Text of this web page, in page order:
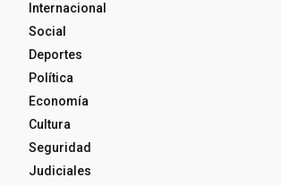
Internacional
Social
Deportes
Política
Economía
Cultura
Seguridad
Judiciales